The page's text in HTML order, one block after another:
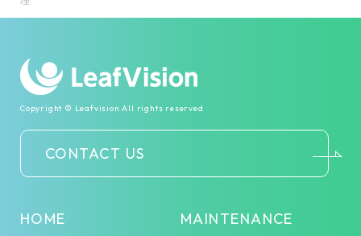
Copyright © Leafvision All rights reserved
CONTACT US
HOME MAINTENANCE